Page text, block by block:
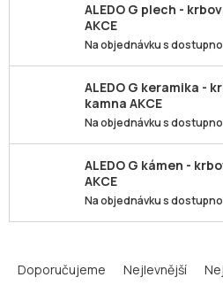
ALEDO G plech -
AKCE
Na objednávku s
ALEDO G keramika -
kamna AKCE
Na objednávku s
ALEDO G kámen -
AKCE
Na objednávku s
aDoporučujeme Nejlevnější